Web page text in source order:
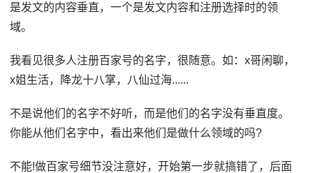
是发文的内容垂直，一个是发文内容和注册选择时的领
域。
我看见很多人注册百家号的名字，很随意。如：x哥闲聊，
x姐生活，降龙十八掌，八仙过海......
不是说他们的名字不好听，而是他们的名字没有垂直度。
你能从他们名字中，看出来他们是做什么领域的吗?
不能!做百家号细节没注意好，开始第一步就搞错了，后面